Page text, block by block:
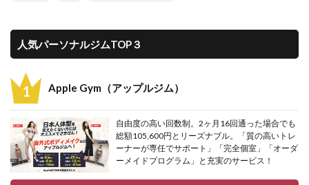
人気パーソナルジムTOP３
Apple Gym（アップルジム）
自由度の高い回数制。2ヶ月16回通った場合でも
総額105,600円とリーズナブル。「質の高いトレ
ーナーが専任でサポート」「完全個室」「オーダ
ーメイドプログラム」と充実のサービス！